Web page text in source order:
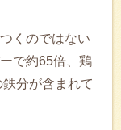
くのではない
で約65倍、鶏
分が含まれて